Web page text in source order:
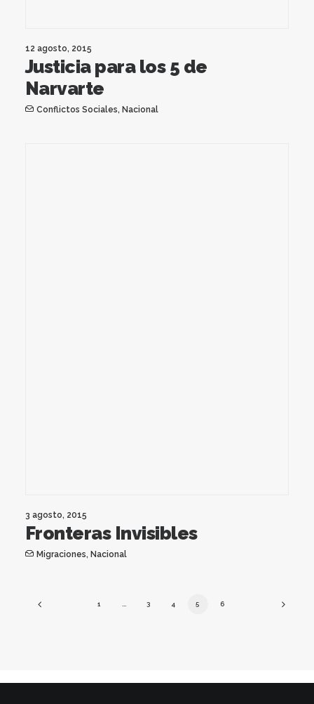
12 agosto, 2015
Justicia para los 5 de
Narvarte
Conflictos Sociales, Nacional
3 agosto, 2015
Fronteras Invisibles
Migraciones, Nacional
1 3 4 5 6